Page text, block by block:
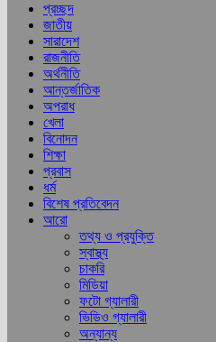
প্রচ্ছদ
জাতীয়
সারাদেশ
রাজনীতি
অর্থনীতি
আন্তর্জাতিক
অপরাধ
খেলা
বিনোদন
শিক্ষা
প্রবাস
ধর্ম
বিশেষ প্রতিবেদন
আরো
তথ্য ও প্রযুক্তি
স্বাস্থ্য
চাকরি
মিডিয়া
ফটো গ্যালারী
ভিডিও গ্যালারী
অন্যান্য